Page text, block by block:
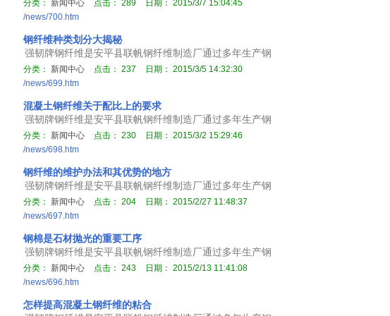
分类： 新闻中心 点击： 289 日期： 2015/3/7 15:04:45
/news/700.htm
钢纤维种类划分大揭秘
强韧牌钢纤维是安平县联帆钢纤维制造厂通过多年生产钢
分类： 新闻中心 点击： 237 日期： 2015/3/5 14:32:30
/news/699.htm
混凝土钢纤维关于配比上的要求
强韧牌钢纤维是安平县联帆钢纤维制造厂通过多年生产钢
分类： 新闻中心 点击： 230 日期： 2015/3/2 15:29:46
/news/698.htm
钢纤维的维护办法和其优势的地方
强韧牌钢纤维是安平县联帆钢纤维制造厂通过多年生产钢
分类： 新闻中心 点击： 204 日期： 2015/2/27 11:48:37
/news/697.htm
钢棉是石材抛光的重要工序
强韧牌钢纤维是安平县联帆钢纤维制造厂通过多年生产钢
分类： 新闻中心 点击： 243 日期： 2015/2/13 11:41:08
/news/696.htm
怎样提高混凝土钢纤维的粘合